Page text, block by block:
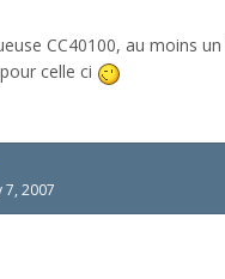
CC40100, au moins un
celle ci
7, 2007